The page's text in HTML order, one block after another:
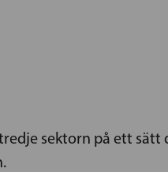
sektorn på ett sätt